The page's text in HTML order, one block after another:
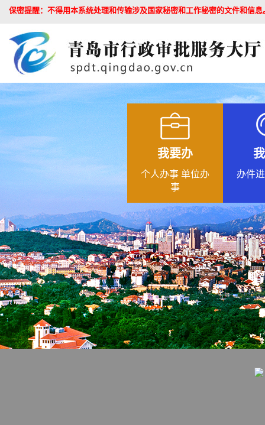
保密提醒：不得用本系统处理和传输涉及国家秘密和工作秘密的文件和信息
我要办
个人办事 单位办
事
办件